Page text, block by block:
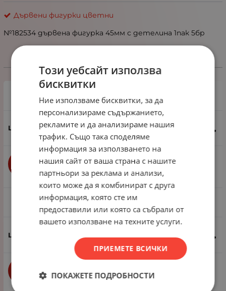
Дървени фигурки цветни
№182534 дървена фигурка 45мм с детелина 1пак 5бр
Избери вариант
1 пак - 50 броя
12.27€ / 24.00 лв.
бр. КУПИ
1 пак - 5 броя
1.53€ / 2.99 лв.
КУПИ
Този уебсайт използва
бисквитки
Ние използваме бисквитки, за да
персонализираме съдържанието,
рекламите и да анализираме нашия
трафик. Също така споделяме
информация за използването на
нашия сайт от ваша страна с нашите
партньори за реклама и анализи,
които може да я комбинират с друга
информация, която сте им
предоставили или която са събрали от
вашето използване на техните услуги.
ПРИЕМЕТЕ ВСИЧКИ
ПОКАЖЕТЕ ПОДРОБНОСТИ